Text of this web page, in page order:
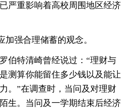
严重影响着高校周围地区经济
强合理储蓄的观念。
特清崎曾经说过：“理财与
测算你能留住多少钱以及能让
。”在调查时，当问及对理财
生。当问及一学期结束后经济